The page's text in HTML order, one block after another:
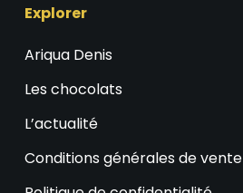
Explorer
Ariqua Denis
Les chocolats
L’actualité
Conditions générales de vente